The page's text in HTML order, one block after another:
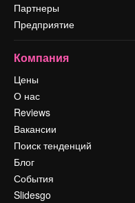
Партнеры
Предприятие
Компания
Цены
О нас
Reviews
Вакансии
Поиск тенденций
Блог
События
Slidesgo